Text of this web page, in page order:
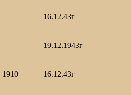
16.12.43г
19.12.1943г
1910 16.12.43г